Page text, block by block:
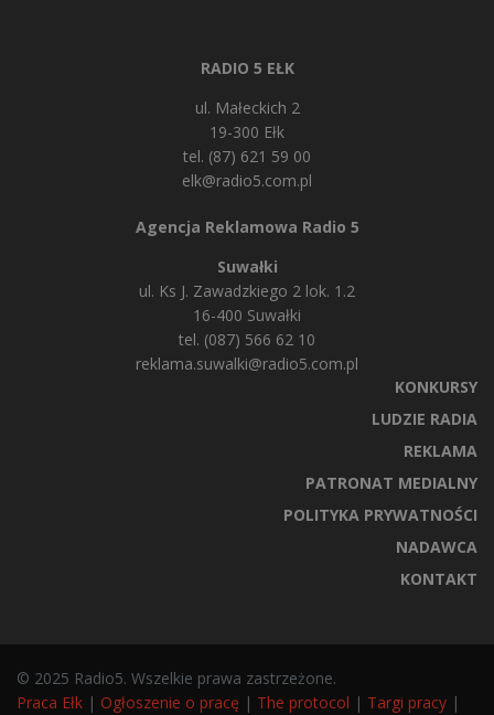
RADIO 5 EŁK
ul. Małeckich 2
19-300 Ełk
tel. (87) 621 59 00
elk@radio5.com.pl
Agencja Reklamowa Radio 5
Suwałki
ul. Ks J. Zawadzkiego 2 lok. 1.2
16-400 Suwałki
tel. (087) 566 62 10
reklama.suwalki@radio5.com.pl
KONKURSY
LUDZIE RADIA
REKLAMA
PATRONAT MEDIALNY
POLITYKA PRYWATNOŚCI
NADAWCA
KONTAKT
© 2025 Radio5. Wszelkie prawa zastrzeżone.
Praca Ełk | Ogłoszenie o pracę | The protocol | Targi pracy |